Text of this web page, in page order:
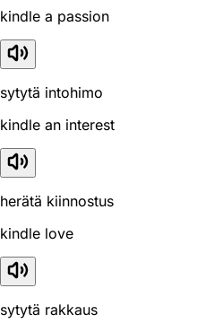
kindle a passion
sytytä intohimo
kindle an interest
herätä kiinnostus
kindle love
sytytä rakkaus